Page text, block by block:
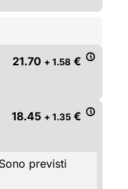
21.70 + 1.58 €
18.45 + 1.35 €
previsti